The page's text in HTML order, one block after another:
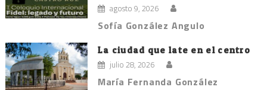
agosto 9, 2026
Sofía González Angulo
La ciudad que late en el centro
julio 28, 2026
María Fernanda González